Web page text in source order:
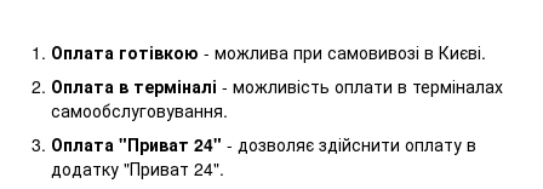
Оплата готівкою - можлива при самовивозі в Києві.
Оплата в терміналі - можливість оплати в терміналах
самообслуговування.
Оплата "Приват 24" - дозволяє здійснити оплату в
додатку "Приват 24".